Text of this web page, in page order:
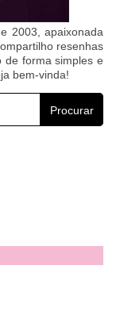
2003, apaixonada
resenhas
de forma simples e
bem-vinda!
Procurar